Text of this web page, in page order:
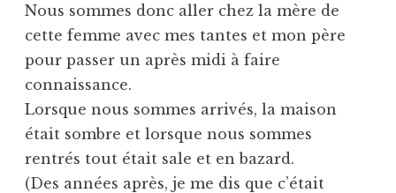
Nous sommes donc aller chez la mère de
cette femme avec mes tantes et mon père
pour passer un après midi à faire
connaissance.
Lorsque nous sommes arrivés, la maison
était sombre et lorsque nous sommes
rentrés tout était sale et en bazard.
(Des années après, je me dis que c’était